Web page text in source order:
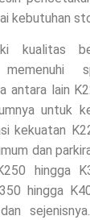
kebutuhan
kualitas
antara lain
untuk
kekuatan
dan
hingga
hingga